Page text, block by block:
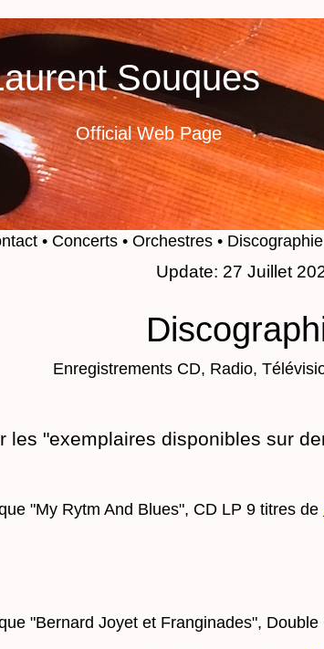
Souques
Official Web Page
• Concerts • Orchestres • Discographie
Update: 27 Juillet
Enregistrements CD, Radio,
les "exemplaires disponibles sur
"My Rytm And Blues", CD LP 9 titres de
"Bernard Joyet et Franginades",